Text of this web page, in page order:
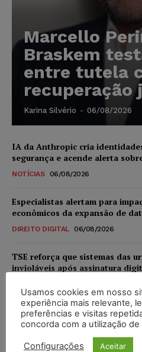
Marcello
Braskem
entre tutela
recuperação
Karina Silvério - 06/08/2026
IA da Anthropic cria
segurança e acende alerta
NOTÍCIAS 06/08/2026
Especialistas alertam para
econômicos da expansão de
DIREITO DIGITAL 06/08/2026
TSE reforça que sistemas das
invioláveis após assinatura
STF inicia julgamento sobre
proibição dos jogos de azar no
Usamos cookies em nosso
experiência mais relevante,
preferências e visitas
concorda com a utilização de
Configurações Aceitar